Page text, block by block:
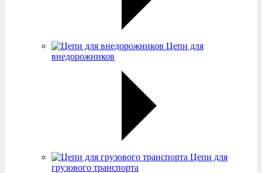
Цепи для
внедорожников
Цепи для
грузового транспорта